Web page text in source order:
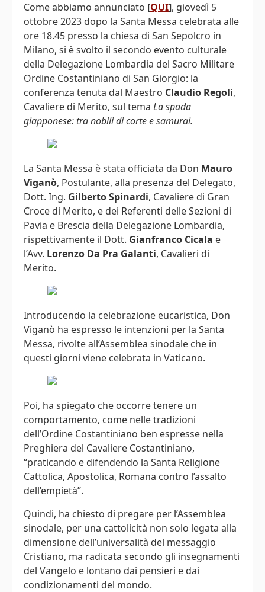
Come abbiamo annunciato [QUI], giovedì 5
ottobre 2023 dopo la Santa Messa celebrata alle
ore 18.45 presso la chiesa di San Sepolcro in
Milano, si è svolto il secondo evento culturale
della Delegazione Lombardia del Sacro Militare
Ordine Costantiniano di San Giorgio: la
conferenza tenuta dal Maestro Claudio Regoli,
Cavaliere di Merito, sul tema La spada
giapponese: tra nobili di corte e samurai.
La Santa Messa è stata officiata da Don Mauro
Viganò, Postulante, alla presenza del Delegato,
Dott. Ing. Gilberto Spinardi, Cavaliere di Gran
Croce di Merito, e dei Referenti delle Sezioni di
Pavia e Brescia della Delegazione Lombardia,
rispettivamente il Dott. Gianfranco Cicala e
l’Avv. Lorenzo Da Pra Galanti, Cavalieri di
Merito.
Introducendo la celebrazione eucaristica, Don
Viganò ha espresso le intenzioni per la Santa
Messa, rivolte all’Assemblea sinodale che in
questi giorni viene celebrata in Vaticano.
Poi, ha spiegato che occorre tenere un
comportamento, come nelle tradizioni
dell’Ordine Costantiniano ben espresse nella
Preghiera del Cavaliere Costantiniano,
“praticando e difendendo la Santa Religione
Cattolica, Apostolica, Romana contro l’assalto
dell’empietà”.
Quindi, ha chiesto di pregare per l’Assemblea
sinodale, per una cattolicità non solo legata alla
dimensione dell’universalità del messaggio
Cristiano, ma radicata secondo gli insegnamenti
del Vangelo e lontano dai pensieri e dai
condizionamenti del mondo.